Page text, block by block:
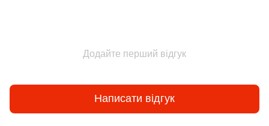
Додайте перший відгук
Написати відгук